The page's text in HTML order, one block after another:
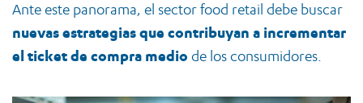
Ante este panorama, el sector food retail debe buscar
nuevas estrategias que contribuyan a incrementar
el ticket de compra medio de los consumidores.